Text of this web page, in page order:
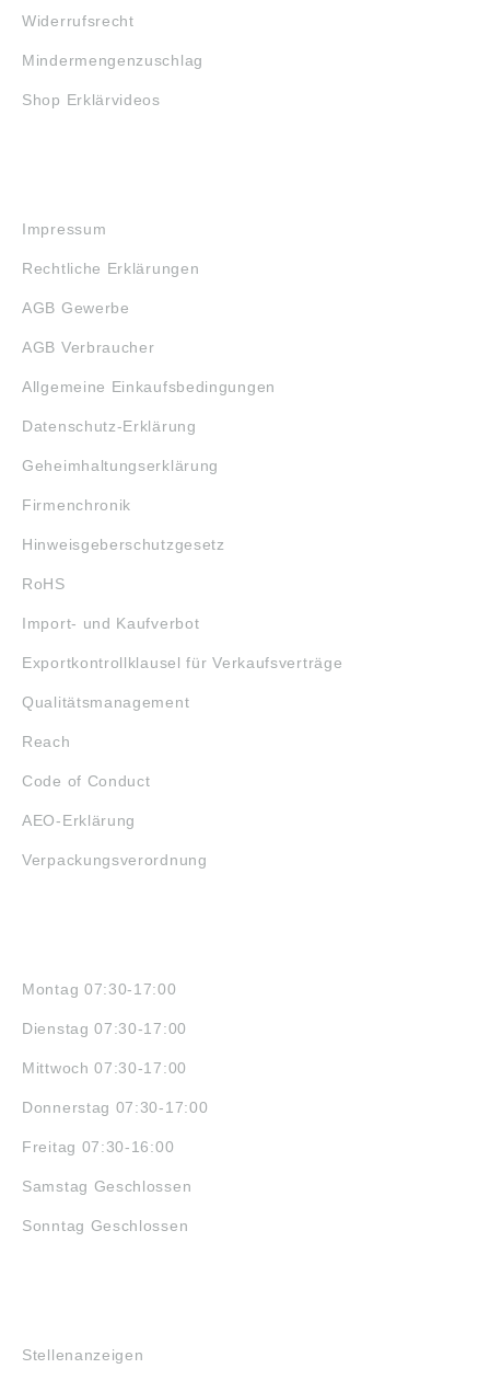
Widerrufsrecht
Mindermengenzuschlag
Shop Erklärvideos
Impressum
Rechtliche Erklärungen
AGB Gewerbe
AGB Verbraucher
Allgemeine Einkaufsbedingungen
Datenschutz-Erklärung
Geheimhaltungserklärung
Firmenchronik
Hinweisgeberschutzgesetz
RoHS
Import- und Kaufverbot
Exportkontrollklausel für Verkaufsverträge
Qualitätsmanagement
Reach
Code of Conduct
AEO-Erklärung
Verpackungsverordnung
Montag 07:30-17:00
Dienstag 07:30-17:00
Mittwoch 07:30-17:00
Donnerstag 07:30-17:00
Freitag 07:30-16:00
Samstag Geschlossen
Sonntag Geschlossen
Stellenanzeigen